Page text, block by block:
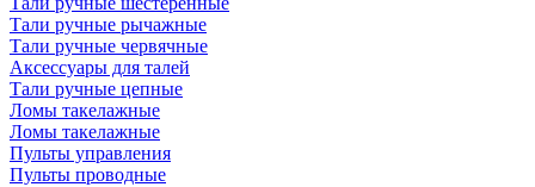
Тали ручные рычажные
Тали ручные червячные
Аксессуары для талей
Тали ручные цепные
Ломы такелажные
Ломы такелажные
Пульты управления
Пульты проводные